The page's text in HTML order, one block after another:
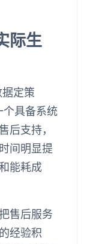
际生
定策
个具备系统
后支持，
间明显提
能耗成
售后服务
经验积